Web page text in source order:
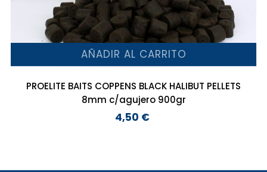
AÑADIR AL CARRITO
PROELITE BAITS COPPENS BLACK HALIBUT PELLETS
8mm c/agujero 900gr
Precio
4,50 €